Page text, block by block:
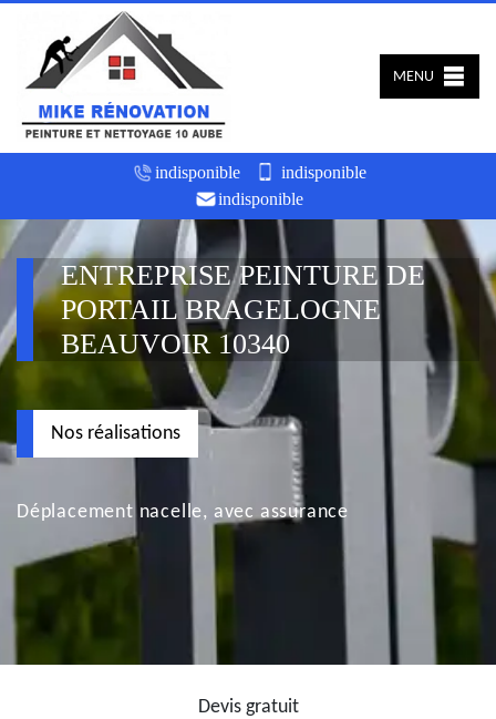
indisponible
indisponible
indisponible
MENU
ENTREPRISE PEINTURE DE
PORTAIL BRAGELOGNE
BEAUVOIR 10340
Nos réalisations
Déplacement nacelle, avec assurance
Devis gratuit